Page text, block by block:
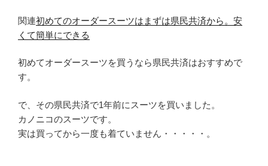
関連初めてのオーダースーツはまずは県民共済から。安
くて簡単にできる
初めてオーダースーツを買うなら県民共済はおすすめで
す。
で、その県民共済で1年前にスーツを買いました。
カノニコのスーツです。
実は買ってから一度も着ていません・・・・・。